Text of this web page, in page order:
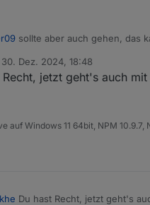
sollte aber auch gehen, das
30. Dez. 2024, 18:48
von
Recht, jetzt geht's auch mit
auf Windows 11 64bit, NPM 10.9.7,
Du hast Recht, jetzt geht's